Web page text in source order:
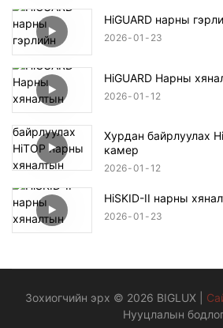
HiGUARD нарны
2026 01 23
HiGUARD Нарны
2026 01 12
Хурдан байрлуулах
камер
2026 01 12
HiSKID-II нарны
2026 01 23
Зохиогчийн эрх © 2026 BIGLUX |
Нууцлалын